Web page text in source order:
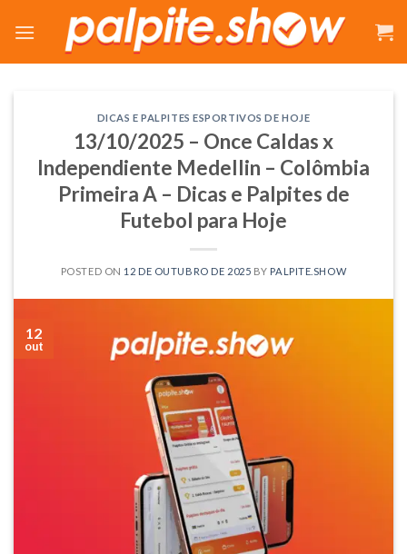
DICAS E PALPITES ESPORTIVOS DE HOJE
13/10/2025 – Once Caldas x
Independiente Medellin – Colômbia
Primeira A – Dicas e Palpites de
Futebol para Hoje
POSTED ON 12 DE OUTUBRO DE 2025 BY PALPITE.SHOW
12
out